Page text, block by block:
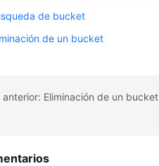
de bucket
de un bucket
anterior: Eliminación de un bucket